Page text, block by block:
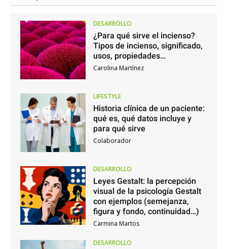
DESARROLLO
¿Para qué sirve el incienso?
Tipos de incienso, significado,
usos, propiedades…
Carolina Martínez
LIFESTYLE
Historia clínica de un paciente:
qué es, qué datos incluye y
para qué sirve
Colaborador
DESARROLLO
Leyes Gestalt: la percepción
visual de la psicología Gestalt
con ejemplos (semejanza,
figura y fondo, continuidad…)
Carmina Martos
DESARROLLO